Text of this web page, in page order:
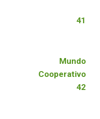
41
Mundo
Cooperativo
42